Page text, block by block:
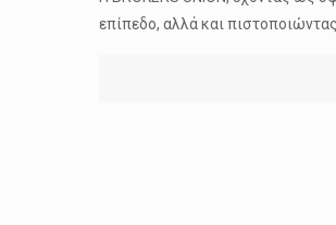
επίπεδο, αλλά και